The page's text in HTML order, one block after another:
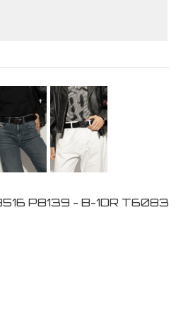
P8139 - B-1DR T6083